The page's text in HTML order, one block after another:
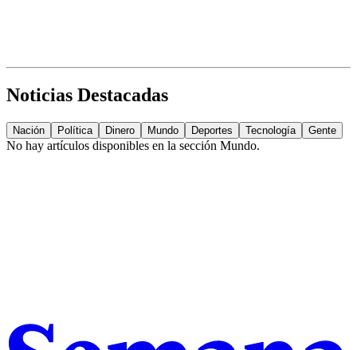
Noticias Destacadas
Nación Política Dinero Mundo Deportes Tecnología Gente
No hay artículos disponibles en la sección Mundo.